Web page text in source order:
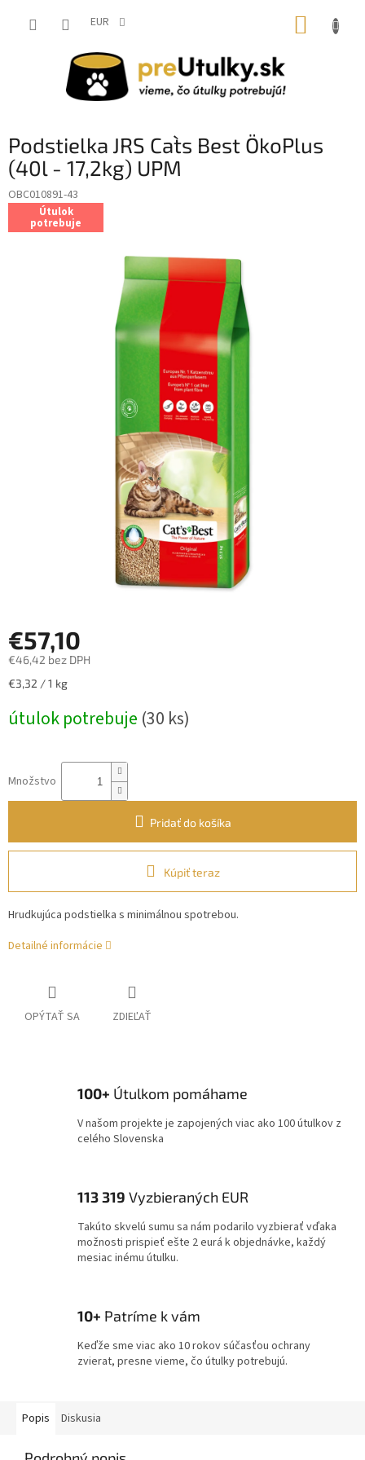
EUR
Podstielka JRS Cat`s Best ÖkoPlus
(40l - 17,2kg) UPM
OBC010891-43
Útulok
potrebuje
€57,10
€46,42 bez DPH
Jednotková
€3,32 / 1 kg
útulok potrebuje (30 ks)
Množstvo
Pridať do košíka
Kúpiť teraz
Hrudkujúca podstielka s minimálnou spotrebou.
Detailné informácie
OPÝTAŤ SA ZDIEĽAŤ
100+ Útulkom pomáhame
V našom projekte je zapojených viac ako 100 útulkov z
celého Slovenska
113 319 Vyzbieraných EUR
Takúto skvelú sumu sa nám podarilo vyzbierať vďaka
možnosti prispieť ešte 2 eurá k objednávke, každý
mesiac inému útulku.
10+ Patríme k vám
Keďže sme viac ako 10 rokov súčasťou ochrany
zvierat, presne vieme, čo útulky potrebujú.
Popis Diskusia